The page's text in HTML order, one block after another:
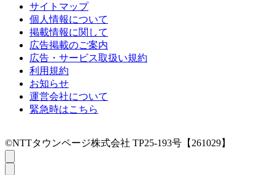
サイトマップ
個人情報について
掲載情報に関して
広告掲載のご案内
広告・サービス取扱い規約
利用規約
お知らせ
運営会社について
緊急時はこちら
©NTTタウンページ株式会社 TP25-193号【261029】